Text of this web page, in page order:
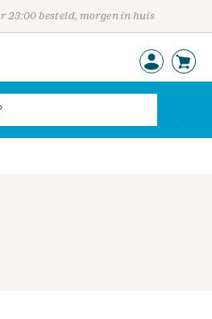
23:00 besteld, morgen in huis